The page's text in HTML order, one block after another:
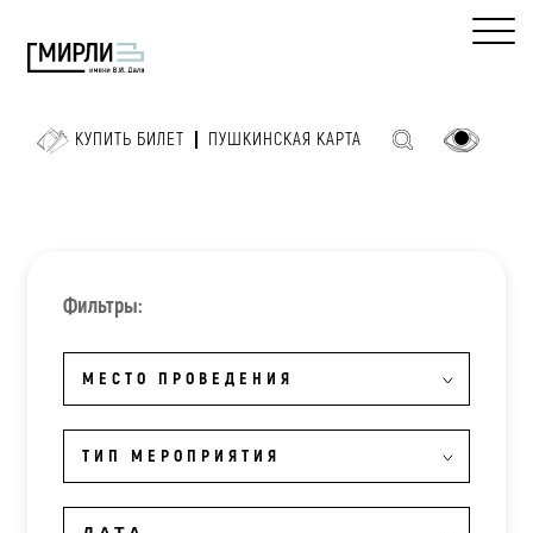
КУПИТЬ БИЛЕТ ПУШКИНСКАЯ КАРТА
Фильтры:
МЕСТО ПРОВЕДЕНИЯ
ТИП МЕРОПРИЯТИЯ